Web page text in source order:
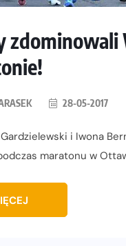
28-05-2017
i Iwona
maratonu w